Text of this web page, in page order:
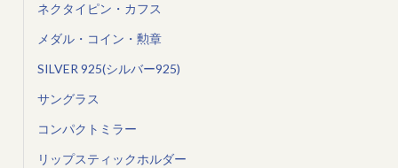
ネクタイピン・カフス
メダル・コイン・勲章
SILVER 925(シルバー925)
サングラス
コンパクトミラー
リップスティックホルダー